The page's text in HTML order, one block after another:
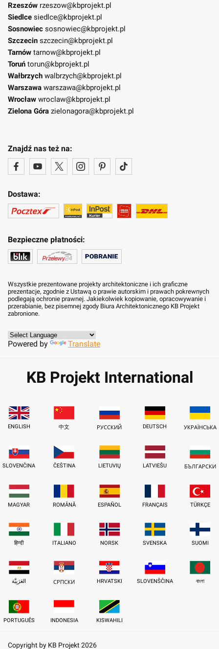
Rzeszów rzeszow@kbprojekt.pl
Siedlce siedlce@kbprojekt.pl
Sosnowiec sosnowiec@kbprojekt.pl
Szczecin szczecin@kbprojekt.pl
Tarnów tarnow@kbprojekt.pl
Toruń torun@kbprojekt.pl
Wałbrzych walbrzych@kbprojekt.pl
Warszawa warszawa@kbprojekt.pl
Wrocław wroclaw@kbprojekt.pl
Zielona Góra zielonagora@kbprojekt.pl
Znajdź nas też na:
Dostawa:
Bezpieczne płatności:
Wszystkie prezentowane projekty architektoniczne i ich graficzne
prezentacje, zgodnie z Ustawą o prawie autorskim i prawach pokrewnych
podlegają ochronie prawnej. Jakiekolwiek kopiowanie, opracowywanie i
przerabianie, bez pisemnej zgody Biura Architektonicznego KB Projekt
zabronione.
Powered by Translate
KB Projekt International
ENGLISH 中文 РУССКИЙ DEUTSCH УКРАЇНСЬКА
SLOVENČINA ČEŠTINA LIETUVIŲ LATVIEŠU БЪЛГАРСКИ
MAGYAR ROMÂNĂ ESPAÑOL FRANÇAIS TÜRKÇE
हिन्दी ITALIANO NORSK SVENSKA SUOMI
العَرَبِيَّة СРПСКИ HRVATSKI SLOVENŠČINA বাংলা
PORTUGUÊS INDONESIA KISWAHILI
Copyright by KB Projekt 2026